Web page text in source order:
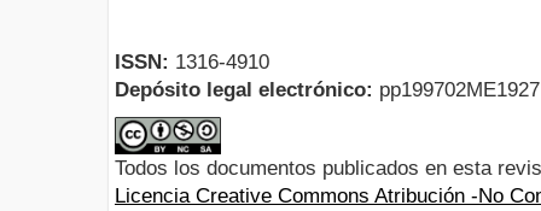
ISSN: 1316-4910
Depósito legal electrónico:
Todos los documentos publicados en esta
Licencia Creative Commons Atribución -No